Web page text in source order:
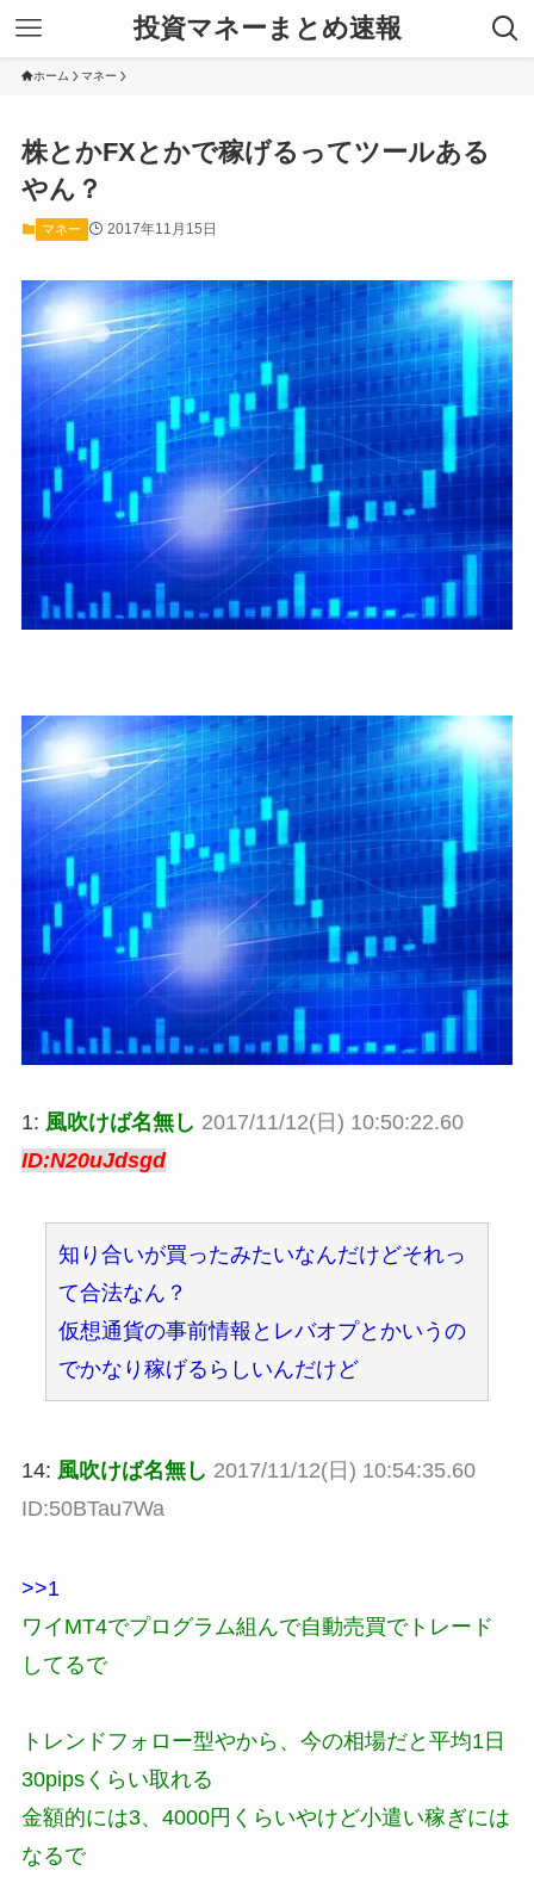
投資マネーまとめ速報
ホーム マネー
株とかFXとかで稼げるってツールある
やん？
マネー 2017年11月15日
1: 風吹けば名無し 2017/11/12(日) 10:50:22.60
ID:N20uJdsgd
知り合いが買ったみたいなんだけどそれっ
て合法なん？
仮想通貨の事前情報とレバオプとかいうの
でかなり稼げるらしいんだけど
14: 風吹けば名無し 2017/11/12(日) 10:54:35.60
ID:50BTau7Wa
>>1
ワイMT4でプログラム組んで自動売買でトレード
してるで
トレンドフォロー型やから、今の相場だと平均1日
30pipsくらい取れる
金額的には3、4000円くらいやけど小遣い稼ぎには
なるで